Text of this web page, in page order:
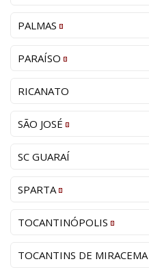
PALMAS
PARAÍSO
RICANATO
SÃO JOSÉ
SC GUARAÍ
SPARTA
TOCANTINÓPOLIS
TOCANTINS DE MIRACEMA